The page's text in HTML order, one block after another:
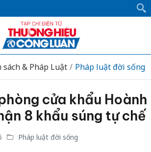
sách & Pháp Luật Pháp luật đời sống
cửa khẩu Hoành
8 khẩu súng tự chế
Pháp luật đời sống